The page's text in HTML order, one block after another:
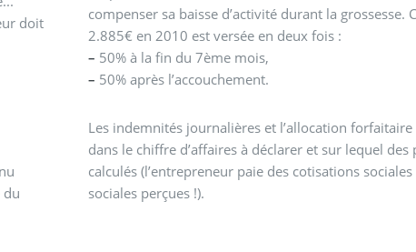
doit
du
compenser sa baisse d’activité durant la
2.885€ en 2010 est versée en deux fois :
– 50% à la fin du 7ème mois,
– 50% après l’accouchement.
Les indemnités journalières et l’allocation
dans le chiffre d’affaires à déclarer et sur lequel
calculés (l’entrepreneur paie des cotisations
sociales perçues !).